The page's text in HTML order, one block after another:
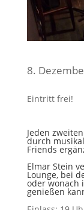
8.
Eintritt frei!
Jeden
durch
Friends
Elmar Stein
Lounge, bei
oder wonach
genießen